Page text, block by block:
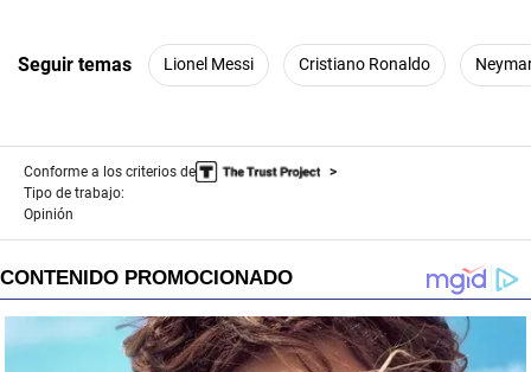
Seguir temas Lionel Messi Cristiano Ronaldo
Conforme a los criterios de
Tipo de trabajo:
Opinión